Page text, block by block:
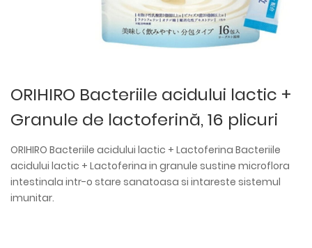
ORIHIRO Bacteriile acidului lactic +
Granule de lactoferină, 16 plicuri
ORIHIRO Bacteriile acidului lactic + Lactoferina Bacteriile
acidului lactic + Lactoferina in granule sustine microflora
intestinala intr-o stare sanatoasa si intareste sistemul
imunitar.